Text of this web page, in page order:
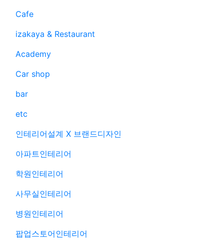
Cafe
izakaya & Restaurant
Academy
Car shop
bar
etc
인테리어설계 X 브랜드디자인
아파트인테리어
학원인테리어
사무실인테리어
병원인테리어
팝업스토어인테리어